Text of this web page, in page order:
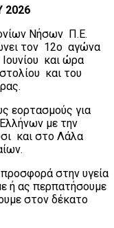
2026
Νήσων Π.Ε.
τον 12ο αγώνα
και ώρα
και του
εορτασμούς για
με την
και στο Λάλα
στην υγεία
ή ας περπατήσουμε
στον δέκατο